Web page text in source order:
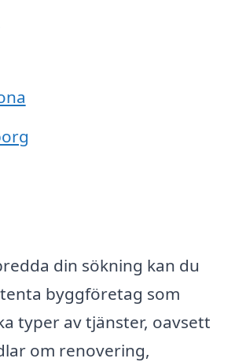
din sökning kan du
byggföretag som
typer av tjänster, oavsett
om renovering,